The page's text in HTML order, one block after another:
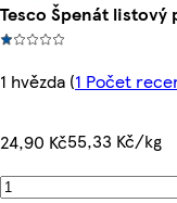
Tesco Špenát listový
1 hvězda (1 Počet
24,90 Kč55,33 Kč/kg